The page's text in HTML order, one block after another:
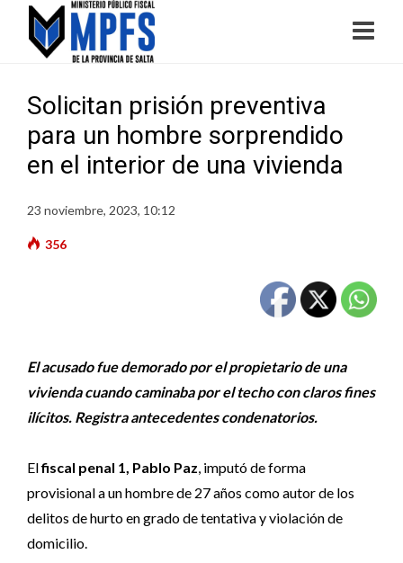
Solicitan prisión preventiva
para un hombre sorprendido
en el interior de una vivienda
23 noviembre, 2023, 10:12
356
El acusado fue demorado por el propietario de una
vivienda cuando caminaba por el techo con claros fines
ilícitos. Registra antecedentes condenatorios.
Elfiscal penal 1, Pablo Paz, imputó de forma
provisional a un hombre de 27 años como autor de los
delitos de hurto en grado de tentativa y violación de
domicilio.